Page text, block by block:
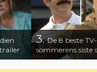
3.De 8 beste
sommerens siste